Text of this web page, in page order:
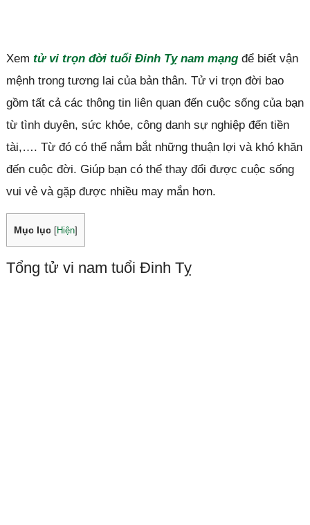
Xem tử vi trọn đời tuổi Đinh Tỵ nam mạngđể biết vận
mệnh trong tương lai của bản thân. Tử vi trọn đời bao
gồm tất cả các thông tin liên quan đến cuộc sống của bạn
từ tình duyên, sức khỏe, công danh sự nghiệp đến tiền
tài,…. Từ đó có thể nắm bắt những thuận lợi và khó khăn
đến cuộc đời. Giúp bạn có thể thay đổi được cuộc sống
vui vẻ và gặp được nhiều may mắn hơn.
Mục lục Hiện]
Tổng tử vi nam tuổi Đinh Tỵ